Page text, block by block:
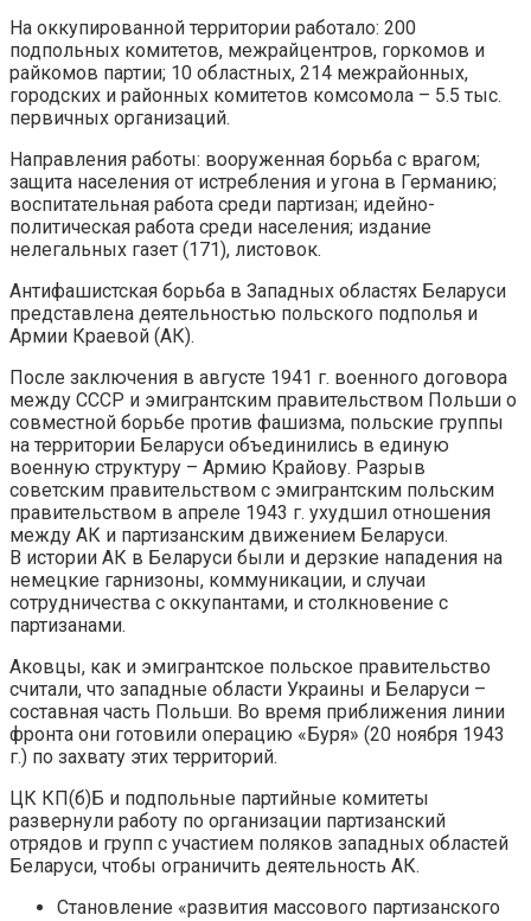
На оккупированной территории работало: 200
подпольных комитетов, межрайцентров, горкомов и
райкомов партии; 10 областных, 214 межрайонных,
городских и районных комитетов комсомола – 5.5 тыс.
первичных организаций.
Направления работы: вооруженная борьба с врагом;
защита населения от истребления и угона в Германию;
воспитательная работа среди партизан; идейно-
политическая работа среди населения; издание
нелегальных газет (171), листовок.
Антифашистская борьба в Западных областях Беларуси
представлена деятельностью польского подполья и
Армии Краевой (АК).
После заключения в августе 1941 г. военного договора
между СССР и эмигрантским правительством Польши о
совместной борьбе против фашизма, польские группы
на территории Беларуси объединились в единую
военную структуру – Армию Крайову. Разрыв
советским правительством с эмигрантским польским
правительством в апреле 1943 г. ухудшил отношения
между АК и партизанским движением Беларуси.
В истории АК в Беларуси были и дерзкие нападения на
немецкие гарнизоны, коммуникации, и случаи
сотрудничества с оккупантами, и столкновение с
партизанами.
Аковцы, как и эмигрантское польское правительство
считали, что западные области Украины и Беларуси –
составная часть Польши. Во время приближения линии
фронта они готовили операцию «Буря» (20 ноября 1943
г.) по захвату этих территорий.
ЦК КП(б)Б и подпольные партийные комитеты
развернули работу по организации партизанский
отрядов и групп с участием поляков западных областей
Беларуси, чтобы ограничить деятельность АК.
Становление «развития массового партизанского